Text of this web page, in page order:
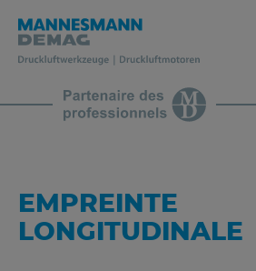
EMPREINTE
LONGITUDINALE